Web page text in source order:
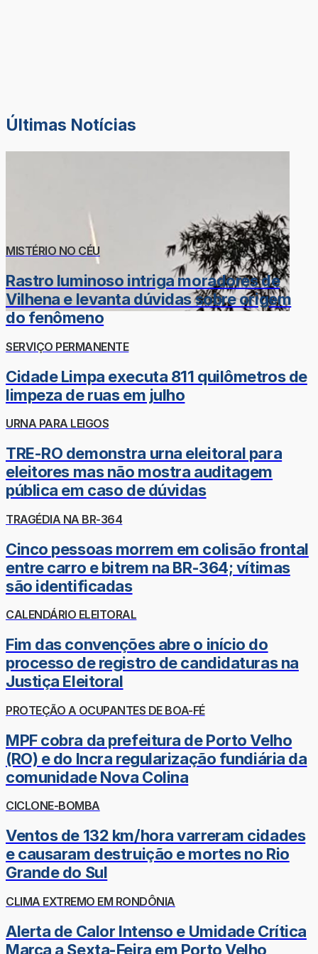
Últimas Notícias
MISTÉRIO NO CÉU
Rastro luminoso intriga moradores de
Vilhena e levanta dúvidas sobre origem
do fenômeno
SERVIÇO PERMANENTE
Cidade Limpa executa 811 quilômetros de
limpeza de ruas em julho
URNA PARA LEIGOS
TRE-RO demonstra urna eleitoral para
eleitores mas não mostra auditagem
pública em caso de dúvidas
TRAGÉDIA NA BR-364
Cinco pessoas morrem em colisão frontal
entre carro e bitrem na BR-364; vítimas
são identificadas
CALENDÁRIO ELEITORAL
Fim das convenções abre o início do
processo de registro de candidaturas na
Justiça Eleitoral
PROTEÇÃO A OCUPANTES DE BOA-FÉ
MPF cobra da prefeitura de Porto Velho
(RO) e do Incra regularização fundiária da
comunidade Nova Colina
CICLONE-BOMBA
Ventos de 132 km/hora varreram cidades
e causaram destruição e mortes no Rio
Grande do Sul
CLIMA EXTREMO EM RONDÔNIA
Alerta de Calor Intenso e Umidade Crítica
Marca a Sexta-Feira em Porto Velho